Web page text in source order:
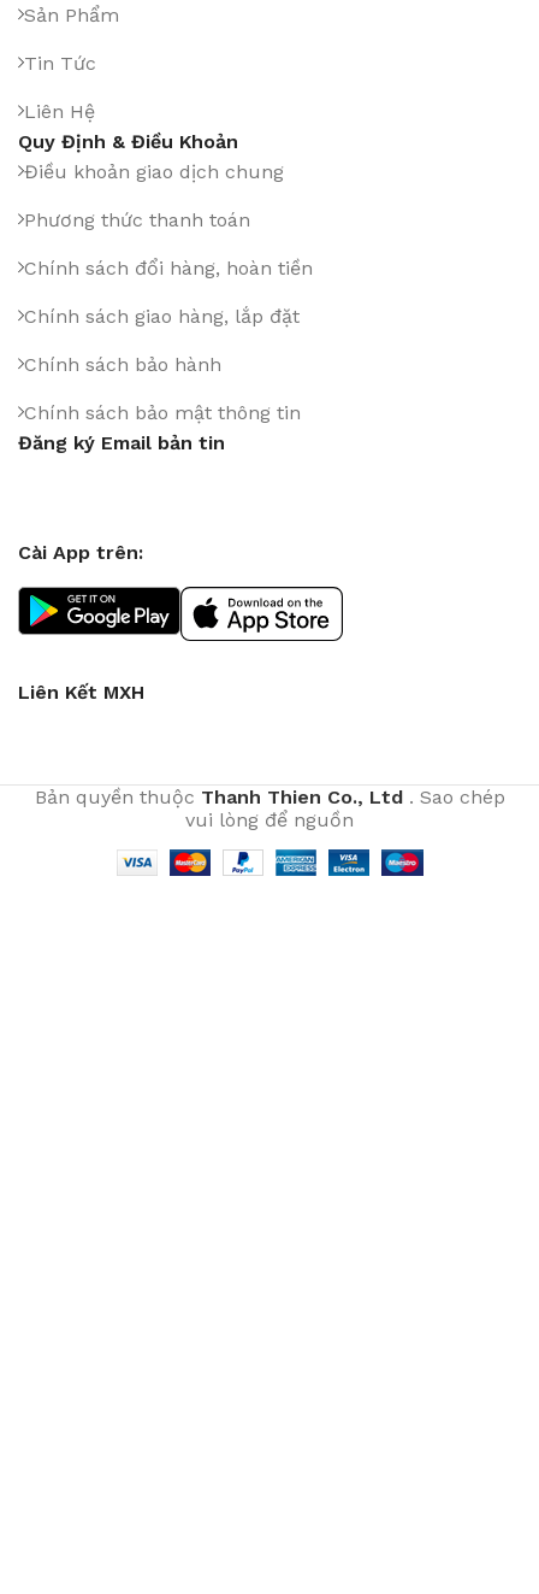
Sản Phẩm
Tin Tức
Liên Hệ
Quy Định & Điều Khoản
Điều khoản giao dịch chung
Phương thức thanh toán
Chính sách đổi hàng, hoàn tiền
Chính sách giao hàng, lắp đặt
Chính sách bảo hành
Chính sách bảo mật thông tin
Đăng ký Email bản tin
Cài App trên:
Liên Kết MXH
Bản quyền thuộc Thanh Thien Co., Ltd. Sao chép
vui lòng để nguồn